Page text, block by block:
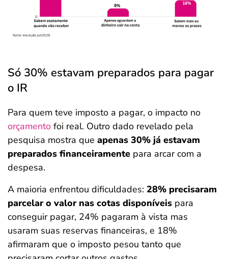
Só 30% estavam preparados para pagar
o IR
Para quem teve imposto a pagar, o impacto no
orçamento foi real. Outro dado revelado pela
pesquisa mostra que apenas 30% já estavam
preparados financeiramente para arcar com a
despesa.
A maioria enfrentou dificuldades: 28% precisaram
parcelar o valor nas cotas disponíveis para
conseguir pagar, 24% pagaram à vista mas
usaram suas reservas financeiras, e 18%
afirmaram que o imposto pesou tanto que